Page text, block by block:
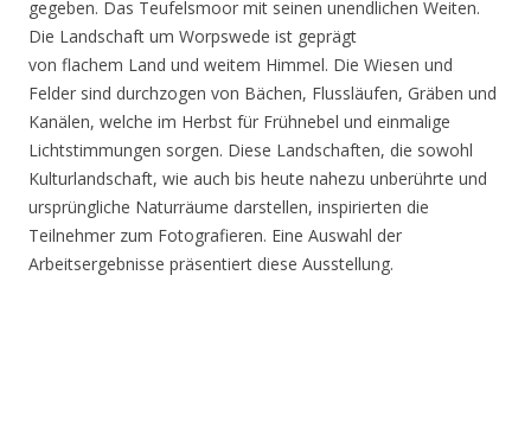
gegeben. Das Teufelsmoor mit seinen unendlichen Weiten.
Die Landschaft um Worpswede ist geprägt
von flachem Land und weitem Himmel. Die Wiesen und
Felder sind durchzogen von Bächen, Flussläufen, Gräben und
Kanälen, welche im Herbst für Frühnebel und einmalige
Lichtstimmungen sorgen. Diese Landschaften, die sowohl
Kulturlandschaft, wie auch bis heute nahezu unberührte und
ursprüngliche Naturräume darstellen, inspirierten die
Teilnehmer zum Fotografieren. Eine Auswahl der
Arbeitsergebnisse präsentiert diese Ausstellung.